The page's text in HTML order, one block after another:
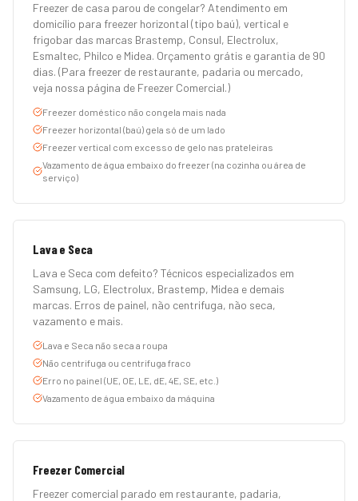
Freezer de casa parou de congelar? Atendimento em
domicílio para freezer horizontal (tipo baú), vertical e
frigobar das marcas Brastemp, Consul, Electrolux,
Esmaltec, Philco e Midea. Orçamento grátis e garantia de 90
dias. (Para freezer de restaurante, padaria ou mercado,
veja nossa página de Freezer Comercial.)
Freezer doméstico não congela mais nada
Freezer horizontal (baú) gela só de um lado
Freezer vertical com excesso de gelo nas prateleiras
Vazamento de água embaixo do freezer (na cozinha ou área de
serviço)
Lava e Seca
Lava e Seca com defeito? Técnicos especializados em
Samsung, LG, Electrolux, Brastemp, Midea e demais
marcas. Erros de painel, não centrifuga, não seca,
vazamento e mais.
Lava e Seca não seca a roupa
Não centrifuga ou centrifuga fraco
Erro no painel (UE, OE, LE, dE, 4E, SE, etc.)
Vazamento de água embaixo da máquina
Freezer Comercial
Freezer comercial parado em restaurante, padaria,